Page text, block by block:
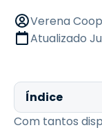
Verena
Atualizado
Índice
Com tantos